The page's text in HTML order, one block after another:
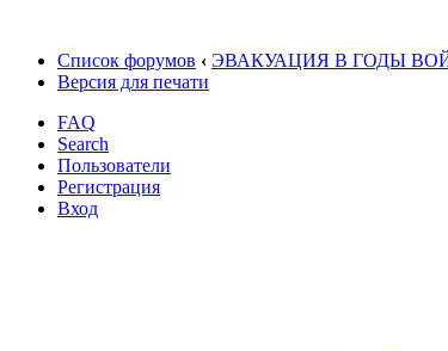
Список форумов ‹ ЭВАКУАЦИЯ В ГОДЫ
Версия для печати
FAQ
Search
Пользователи
Регистрация
Вход